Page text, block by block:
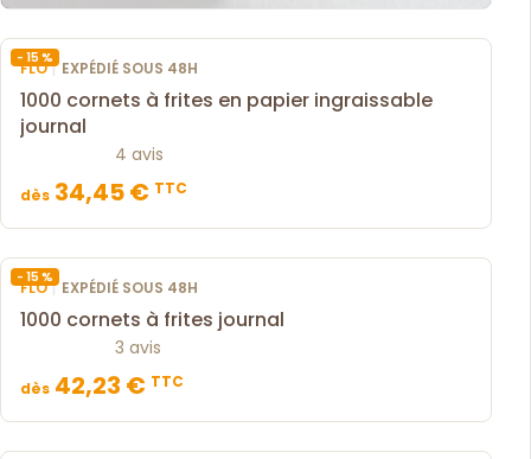
- 15 %
FLO| EXPÉDIÉ SOUS 48H
1000 cornets à frites en papier ingraissable
journal
4 avis
dès 34,45 € TTC
- 15 %
FLO| EXPÉDIÉ SOUS 48H
1000 cornets à frites journal
3 avis
dès 42,23 € TTC